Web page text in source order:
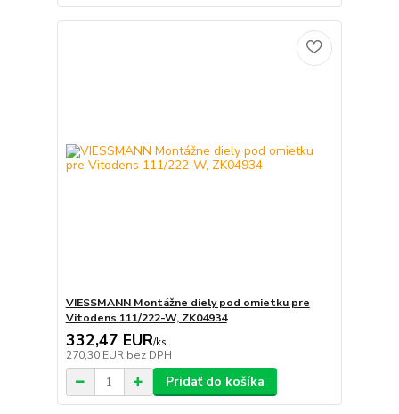
VIESSMANN Montážne diely pod omietku pre
Vitodens 111/222-W, ZK04934
332,47 EUR/ks
270,30 EUR bez DPH
Pridať do košíka